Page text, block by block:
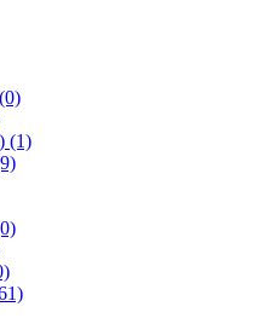
(0)
(1)